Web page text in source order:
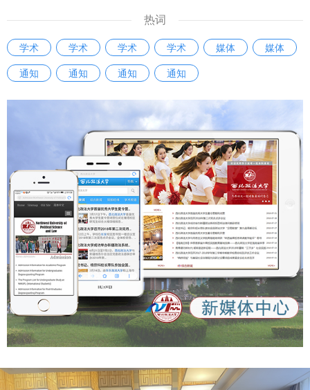
科研处等单位承办，来自西安交通大学法学院、西安财经大学
政法学院、政治与公共管理学院的二十余位专家学者参加研讨
交流。 【华商大风经济新闻】《国家发展规划法》:制度创新
https://www.ersanli.cn/longtext/detail.html?
feedId=226531760758201&type=11&appId=1
课内容丰富、针对性强，为做好校园舆情引导、提升对外新闻
传播能力提供了专业指导。 会上举行了“卓越传媒人才特训
班”揭牌仪式，马朝琦与徐进军为特训班揭牌。 据悉，“卓越传
媒人才特训班”是从全校各专业遴选有新闻特长的学生，成立
室、《西北政法大学报》、广播站等平台培养人才、输送实战
人才，“卓越新闻传播特训班实务导师”将为特训班有计划地授
课。 马朝琦就做好新时代学校宣传工作提出明确要求，强调
要紧扣学校2026年党政工作要点，以《宣传思想文化工作提
质增效二十条措施》为抓手，从把牢政治方向、管好宣传阵
地、锤炼专业本领三方面持续发力，守责尽责、积极作为，守
好安全稳定底线、提升舆情应对能力，打造具有鲜明辨识度的
宣传品牌。 此次研讨会，是西北政法大学抢抓融媒发展新机
遇、擦亮政法特色办学品牌、赋能学校高质量发展的重要举
措。下一步，学校将持续深化校媒协同，建强宣传骨干队伍，
完善“大宣传”工作格局，立足办学定位，讲好西法大故事、传
播西法大声音、展示西法大形象，让红色法治基因在智媒时代
赓续传承，让法治教育实践随融媒之势走实走远，为学校高水
平大学建设凝心聚力，为法治中国建设贡献智慧与力量。
热词
学术 学术 学术 学术 媒体
媒体
通知
通知 通知 通知